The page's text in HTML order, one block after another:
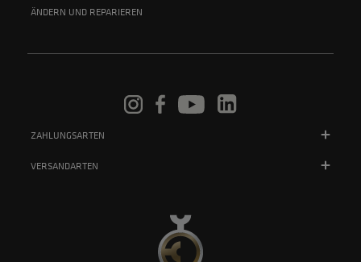
ÄNDERN UND REPARIEREN
ZAHLUNGSARTEN
VERSANDARTEN